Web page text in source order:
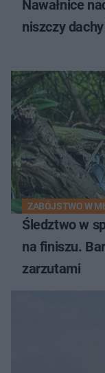
Nawałnice
niszczy
ZABÓJSTWO W
Śledztwo w
na finiszu.
zarzutami